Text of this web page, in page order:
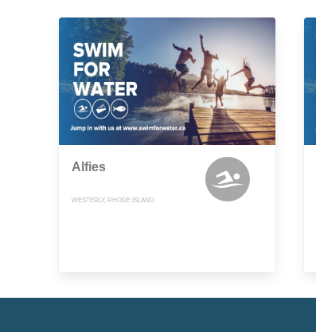
Alfies
WESTERLY, RHODE ISLAND